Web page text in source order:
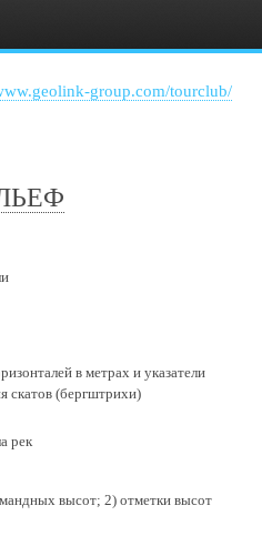
group.com/tourclub/
в метрах и указатели
скатов (бергштрихи)
рек
высот; 2) отметки высот